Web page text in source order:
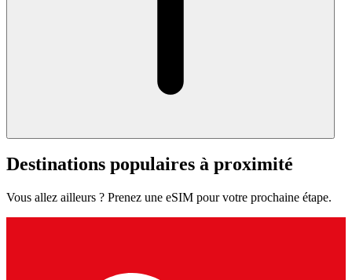
Destinations populaires à proximité
Vous allez ailleurs ? Prenez une eSIM pour votre prochaine étape.